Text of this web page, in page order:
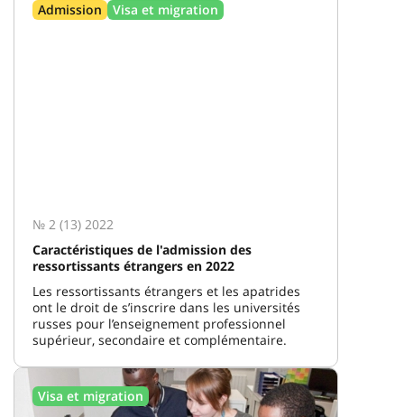
Admission Visa et migration
№ 2 (13) 2022
Caractéristiques de l'admission des
ressortissants étrangers en 2022
Les ressortissants étrangers et les apatrides
ont le droit de s’inscrire dans les universités
russes pour l’enseignement professionnel
supérieur, secondaire et complémentaire.
Visa et migration